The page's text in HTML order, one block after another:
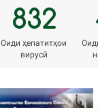
832
Оиди ҳепатитҳои
вирусӣ